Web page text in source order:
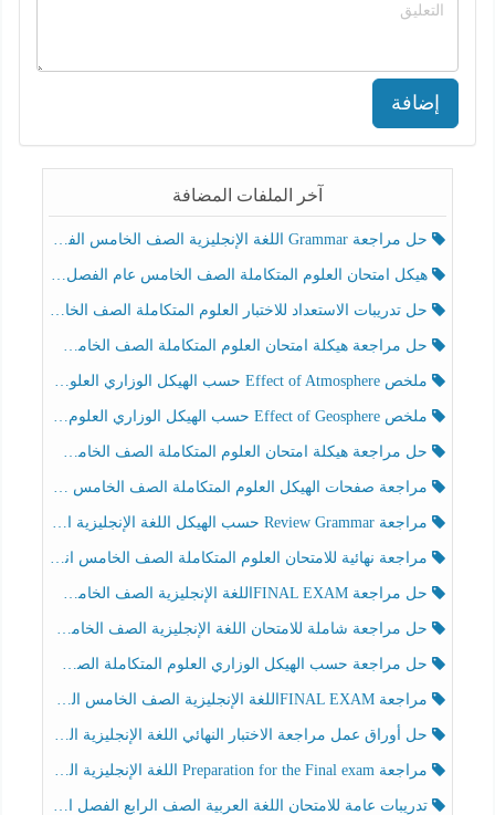
إضافة
آخر الملفات المضافة
حل مراجعة Grammar اللغة الإنجليزية الصف الخامس الفصل الثالث
هيكل امتحان العلوم المتكاملة الصف الخامس عام الفصل الدراسي الثالث 2025-2026
حل تدريبات الاستعداد للاختبار العلوم المتكاملة الصف الخامس عام الفصل الثالث
حل مراجعة هيكلة امتحان العلوم المتكاملة الصف الخامس انسبير الفصل الثالث
ملخص Effect of Atmosphere حسب الهيكل الوزاري العلوم المتكاملة الصف الخامس انسبير الفصل الثالث
ملخص Effect of Geosphere حسب الهيكل الوزاري العلوم المتكاملة الصف الخامس انسبير الفصل الثالث
حل مراجعة هيكلة امتحان العلوم المتكاملة الصف الخامس عام الفصل الثالث
مراجعة صفحات الهيكل العلوم المتكاملة الصف الخامس انسبير الفصل الثالث
مراجعة Review Grammar حسب الهيكل اللغة الإنجليزية الصف الخامس الفصل الثالث
مراجعة نهائية للامتحان العلوم المتكاملة الصف الخامس انسبير الفصل الثالث
حل مراجعة FINAL EXAMاللغة الإنجليزية الصف الخامس الفصل الثالث
حل مراجعة شاملة للامتحان اللغة الإنجليزية الصف الخامس الفصل الثالث
حل مراجعة حسب الهيكل الوزاري العلوم المتكاملة الصف الخامس عام الفصل الثالث
مراجعة FINAL EXAMاللغة الإنجليزية الصف الخامس الفصل الثالث
حل أوراق عمل مراجعة الاختبار النهائي اللغة الإنجليزية الصف الرابع الفصل الثالث
مراجعة Preparation for the Final exam اللغة الإنجليزية الصف الرابع الفصل الثالث
تدريبات عامة للامتحان اللغة العربية الصف الرابع الفصل الثالث